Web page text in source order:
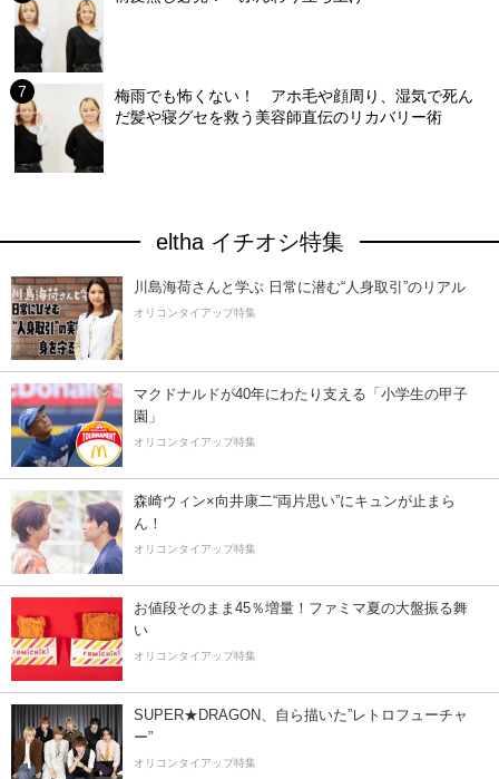
梅雨でも怖くない！ アホ毛や顔周り、湿気で死ん
だ髪や寝グセを救う美容師直伝のリカバリー術
eltha イチオシ特集
川島海荷さんと学ぶ 日常に潜む“人身取引”のリアル
オリコンタイアップ特集
マクドナルドが40年にわたり支える「小学生の甲子
園」
オリコンタイアップ特集
森崎ウィン×向井康二“両片思い”にキュンが止まら
ん！
オリコンタイアップ特集
お値段そのまま45％増量！ファミマ夏の大盤振る舞
い
オリコンタイアップ特集
SUPER★DRAGON、自ら描いた”レトロフューチャ
ー”
オリコンタイアップ特集